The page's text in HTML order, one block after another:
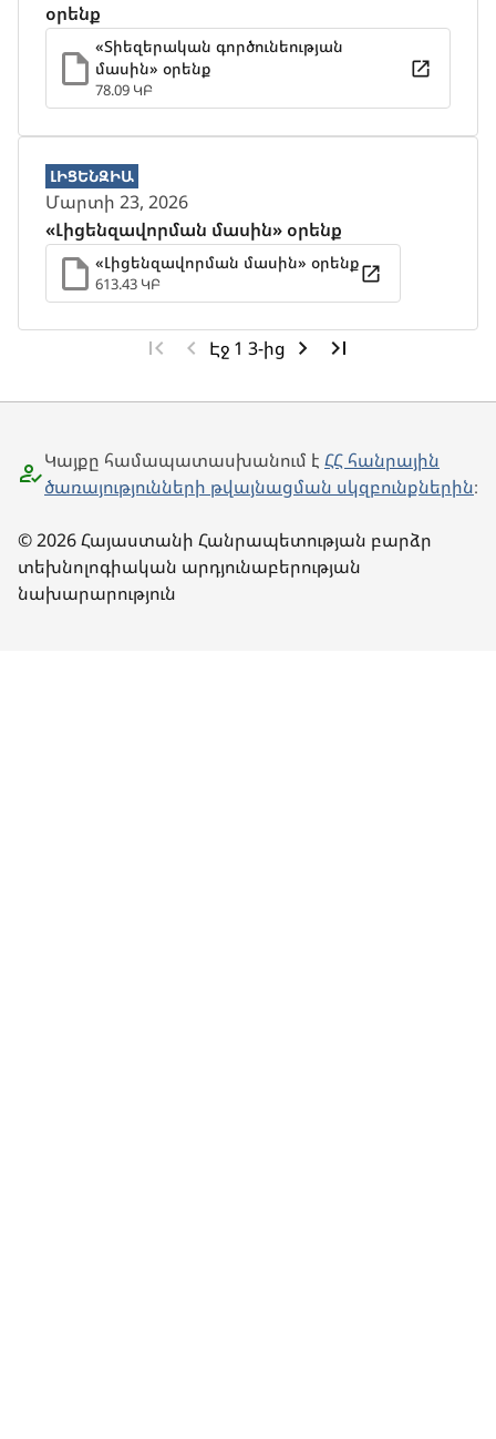
օրենք
«Տիեզերական գործունեության
մասին» օրենք
78.09 ԿԲ
ԼԻՑԵՆԶԻԱ
Մարտի 23, 2026
«Լիցենզավորման մասին» օրենք
«Լիցենզավորման մասին» օրենք
613.43 ԿԲ
Էջ 1 3-ից
Կայքը համապատասխանում է ՀՀ հանրային
ծառայությունների թվայնացման սկզբունքներին։
© 2026 Հայաստանի Հանրապետության բարձր
տեխնոլոգիական արդյունաբերության
նախարարություն